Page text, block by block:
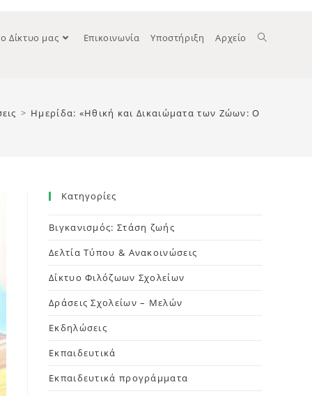
Δίκτυο μας Επικοινωνία Υποστήριξη Αρχείο
> Ημερίδα: «Ηθική και Δικαιώματα των Ζώων: Ο ρόλος
Kατηγορίες
Βιγκανισμός: Στάση ζωής
Δελτία Τύπου & Ανακοινώσεις
Δίκτυο Φιλόζωων Σχολείων
Δράσεις Σχολείων – Μελών
Εκδηλώσεις
Εκπαιδευτικά
Εκπαιδευτικά προγράμματα